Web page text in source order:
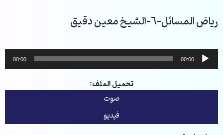
المحتوى
رياض المسائل-6-الشيخ معين دقيق
مشغل
الصوت
00:00
00:00
تحميل الملف:
صوت
فيديو